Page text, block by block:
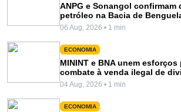
ANPG e Sonangol confirmam
petróleo na Bacia de
06 Aug, 2026 • 1 min
ECONOMIA
MININT e BNA unem
combate à venda ilegal de
04 Aug, 2026 • 1 min
ECONOMIA